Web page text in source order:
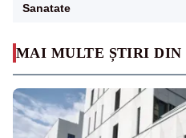
MAI MULTE ȘTIRI DIN
Sanatate